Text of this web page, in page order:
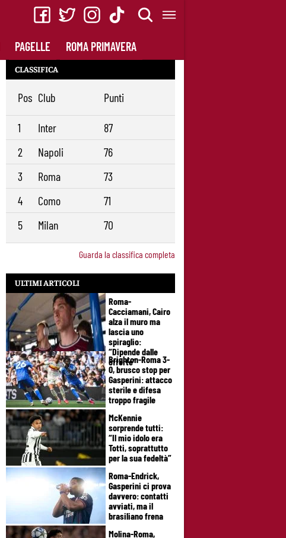
PAGELLE ROMA PRIMAVERA
CLASSIFICA
Pos Club Punti
1 Inter
87
2
Napoli
76
3
Roma
73
4
Como
71
5
Milan 70
Guarda la classifica completa
ULTIMI ARTICOLI
Roma-
Cacciamani, Cairo
alza il muro ma
lascia uno
spiraglio:
“Dipende dalle
offerte”
Brighton-Roma 3-
0, brusco stop per
Gasperini: attacco
sterile e difesa
troppo fragile
McKennie
sorprende tutti:
“Il mio idolo era
Totti, soprattutto
per la sua fedeltà”
Roma-Endrick,
Gasperini ci prova
davvero: contatti
avviati, ma il
brasiliano frena
Molina-Roma,